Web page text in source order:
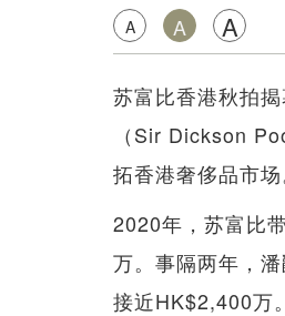
A A A
苏富比香港秋拍
（Sir Dickson
拓香港奢侈品市场
2020年，苏富比
万。事隔两年，
接近HK$2,400万。